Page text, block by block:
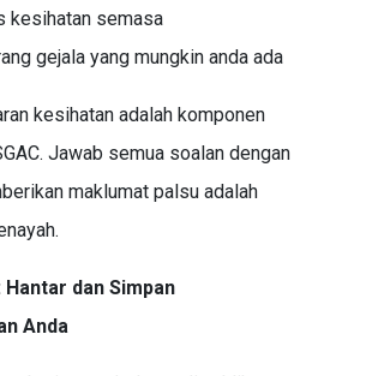
kesihatan semasa
gejala yang mungkin anda ada
kesihatan adalah komponen
Jawab semua soalan dengan
maklumat palsu adalah
Hantar dan Simpan
Anda